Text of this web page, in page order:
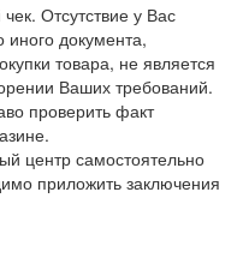
Отсутствие у Вас
иного документа,
товара, не является
Ваших требований.
проверить факт
центр самостоятельно
приложить заключения